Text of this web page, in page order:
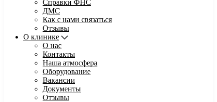
Справки ФНС
ДМС
Как с нами связаться
Отзывы
О клинике
О нас
Контакты
Наша атмосфера
Оборудование
Вакансии
Документы
Отзывы